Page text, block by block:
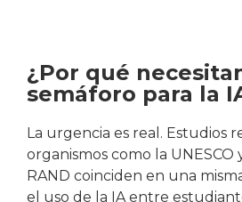
¿Por qué
semáforo para la
La urgencia es real. Estudios
organismos como la UNESCO
RAND coinciden en una
el uso de la IA entre